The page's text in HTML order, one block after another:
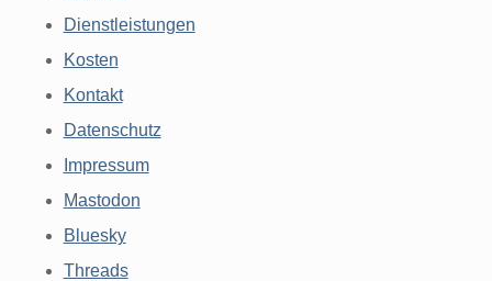
Dienstleistungen
Kosten
Kontakt
Datenschutz
Impressum
Mastodon
Bluesky
Threads